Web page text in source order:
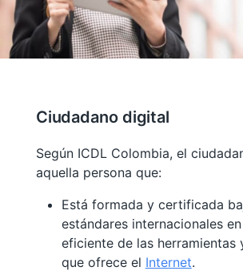
Ciudadano digital
Según ICDL Colombia, el
aquella persona que:
Está formada y certificada
estándares internacionales
eficiente de las herramientas
que ofrece el Internet.